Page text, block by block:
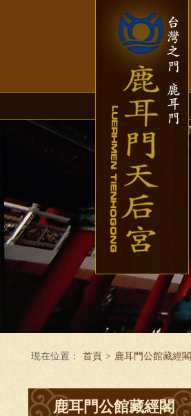
現在位置： 首頁 > 鹿耳門公館藏經閣
鹿耳門公館藏經閣